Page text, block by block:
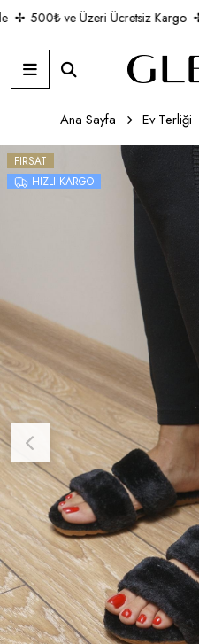
500₺ ve Üzeri Ücretsiz Kargo
Ana Sayfa Ev Terliği
FIRSAT
HIZLI KARGO